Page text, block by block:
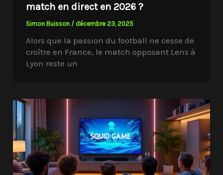
match en direct en 2026 ?
Simon Buisson / décembre 23, 2025
Alors que la passion du football ne cesse de
croître en France, le match opposant Lens à
Lyon reste un